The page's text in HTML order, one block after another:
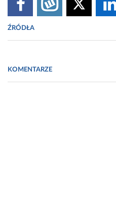
ŹRÓDŁA
co=artyk&id_artyk=1052
Zarys chemii kosmetycznej,
KOMENTARZE